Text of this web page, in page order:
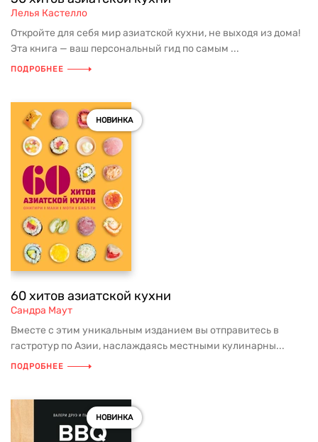
Лелья Кастелло
Откройте для себя мир азиатской кухни, не выходя из дома!
Эта книга — ваш персональный гид по самым ...
ПОДРОБНЕЕ
НОВИНКА
60 хитов азиатской кухни
Сандра Маут
Вместе с этим уникальным изданием вы отправитесь в
гастротур по Азии, наслаждаясь местными кулинарны...
ПОДРОБНЕЕ
НОВИНКА